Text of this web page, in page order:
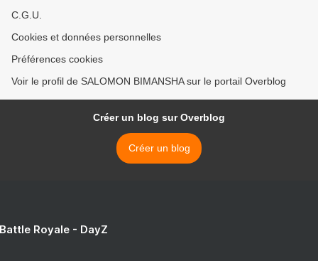
C.G.U.
Cookies et données personnelles
Préférences cookies
Voir le profil de SALOMON BIMANSHA sur le portail Overblog
Créer un blog sur Overblog
Créer un blog
Royale - DayZ